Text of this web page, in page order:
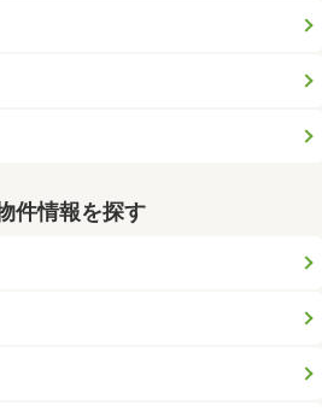
件情報を探す